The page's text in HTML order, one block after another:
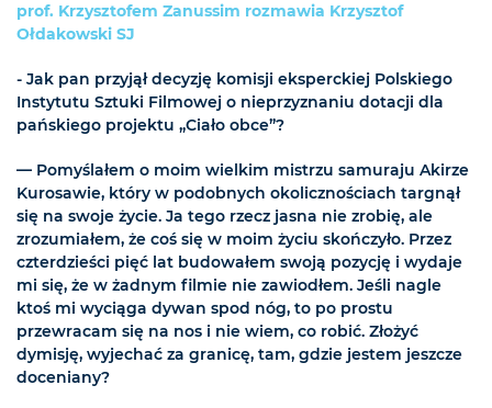
prof. Krzysztofem Zanussim rozmawia Krzysztof
Ołdakowski SJ
- Jak pan przyjął decyzję komisji eksperckiej Polskiego
Instytutu Sztuki Filmowej o nieprzyznaniu dotacji dla
pańskiego projektu „Ciało obce”?
— Pomyślałem o moim wielkim mistrzu samuraju Akirze
Kurosawie, który w podobnych okolicznościach targnął
się na swoje życie. Ja tego rzecz jasna nie zrobię, ale
zrozumiałem, że coś się w moim życiu skończyło. Przez
czterdzieści pięć lat budowałem swoją pozycję i wydaje
mi się, że w żadnym filmie nie zawiodłem. Jeśli nagle
ktoś mi wyciąga dywan spod nóg, to po prostu
przewracam się na nos i nie wiem, co robić. Złożyć
dymisję, wyjechać za granicę, tam, gdzie jestem jeszcze
doceniany?